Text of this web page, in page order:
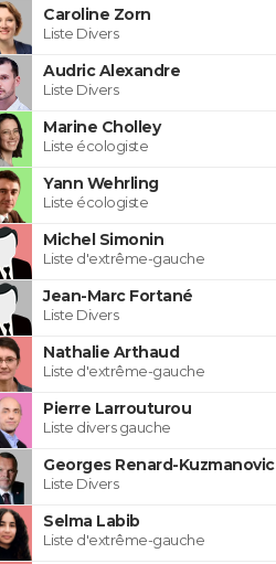
Caroline Zorn
Liste Divers
Audric Alexandre
Liste Divers
Marine Cholley
Liste écologiste
Yann Wehrling
Liste écologiste
Michel Simonin
Liste d'extrême-gauche
Jean-Marc Fortané
Liste Divers
Nathalie Arthaud
Liste d'extrême-gauche
Pierre Larrouturou
Liste divers gauche
Georges Renard-Kuzmanovic
Liste Divers
Selma Labib
Liste d'extrême-gauche